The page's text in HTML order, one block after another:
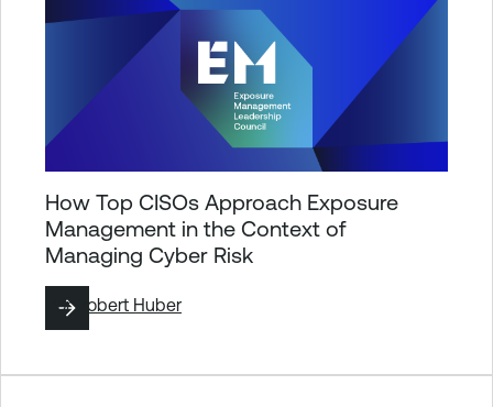
How Top CISOs Approach Exposure
Management in the Context of
Managing Cyber Risk
Por Robert Huber